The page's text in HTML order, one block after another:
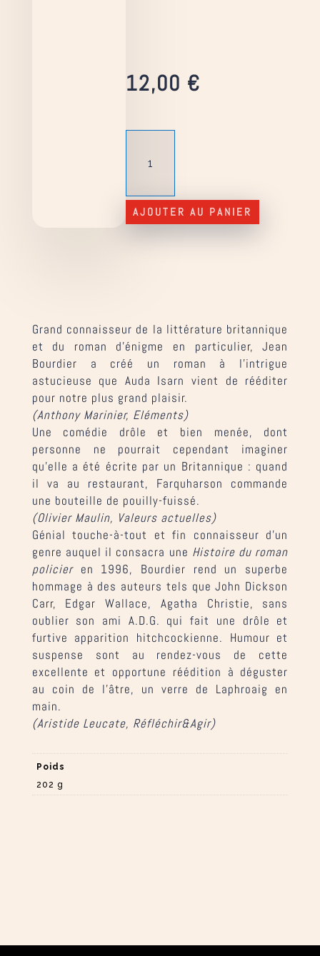
12,00 €
priseur
AJOUTER AU PANIER
Grand connaisseur de la littérature britannique
et du roman d’énigme en particulier, Jean
Bourdier a créé un roman à l’intrigue
astucieuse que Auda Isarn vient de rééditer
pour notre plus grand plaisir.
(Anthony Marinier, Eléments)
Une comédie drôle et bien menée, dont
personne ne pourrait cependant imaginer
qu’elle a été écrite par un Britannique : quand
il va au restaurant, Farquharson commande
une bouteille de pouilly-fuissé.
(Olivier Maulin, Valeurs actuelles)
Génial touche-à-tout et fin connaisseur d’un
genre auquel il consacra une Histoire du roman
policieren 1996, Bourdier rend un superbe
hommage à des auteurs tels que John Dickson
Carr, Edgar Wallace, Agatha Christie, sans
oublier son ami A.D.G. qui fait une drôle et
furtive apparition hitchcockienne. Humour et
suspense sont au rendez-vous de cette
excellente et opportune réédition à déguster
au coin de l’âtre, un verre de Laphroaig en
main.
(Aristide Leucate, Réfléchir&Agir)
Poids
202 g